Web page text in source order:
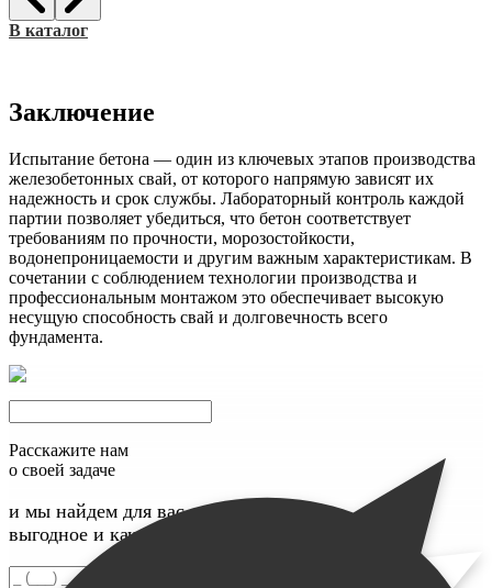
В каталог
Заключение
Испытание бетона — один из ключевых этапов производства
железобетонных свай, от которого напрямую зависят их
надежность и срок службы. Лабораторный контроль каждой
партии позволяет убедиться, что бетон соответствует
требованиям по прочности, морозостойкости,
водонепроницаемости и другим важным характеристикам. В
сочетании с соблюдением технологии производства и
профессиональным монтажом это обеспечивает высокую
несущую способность свай и долговечность всего
фундамента.
Расскажите нам
о своей задаче
и мы найдем для вас максимально
выгодное и качественное решение